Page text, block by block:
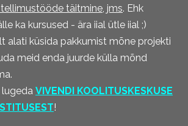
täitmine, jms. Ehk
ka kursused - ära iial ütle iial ;)
alati küsida pakkumist mõne projekti
meid enda juurde külla mõnd
VIVENDI KOOLITUSKESKUSE
!